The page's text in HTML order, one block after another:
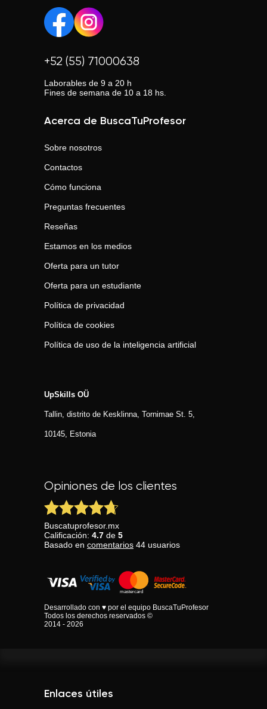
+52 (55) 71000638
Laborables de 9 a 20 h
Fines de semana de 10 a 18 hs.
Acerca de BuscaTuProfesor
Sobre nosotros
Contactos
Cómo funciona
Preguntas frecuentes
Reseñas
Estamos en los medios
Oferta para un tutor
Oferta para un estudiante
Política de privacidad
Política de cookies
Política de uso de la inteligencia artificial
UpSkills OÜ
Tallin, distrito de Kesklinna, Tornimаe St. 5,
10145, Estonia
Opiniones de los clientes
Buscatuprofesor.mx
Calificación: 4.7 de 5
Basado en comentarios 44 usuarios
Desarrollado con ♥ por el equipo BuscaTuProfesor
Todos los derechos reservados ©
2014 - 2026
Enlaces útiles